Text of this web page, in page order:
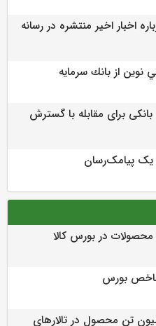
اخبار اخیر منتشره در رسانه
نوين از بانك سرمايه
برای مقابله با گسترش
پیامک‌رسان
بورس
بیش از ۳ میلیون تن محصول در تالارهای